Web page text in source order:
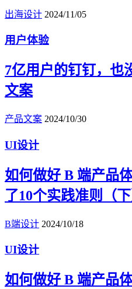
出海设计 2024/11/05
用户体验
7亿用户的钉钉，也
文案
产品文案 2024/10/30
UI设计
如何做好 B 端产品
了10个实践准则（下
B端设计 2024/10/18
UI设计
如何做好 B 端产品